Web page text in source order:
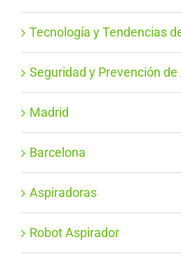
Tecnología y Tendencias
Seguridad y Prevención
Madrid
Barcelona
Aspiradoras
Robot Aspirador